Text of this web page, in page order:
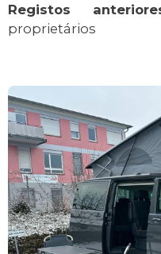
Registos
proprietários